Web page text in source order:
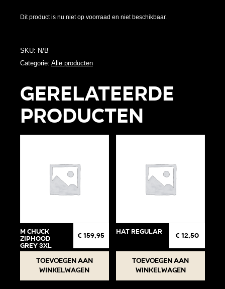
Dit product is nu niet op voorraad en niet beschikbaar.
SKU: N/B
Categorie: Alle producten
Gerelateerde
producten
M Chuck
Ziphood
Grey 3XL
€ 159,95
Toevoegen aan
winkelwagen
Hat regular € 12,50
Toevoegen aan
winkelwagen